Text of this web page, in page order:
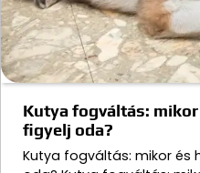
Kutya fogváltás:
figyelj oda?
Kutya fogváltás: mikor és